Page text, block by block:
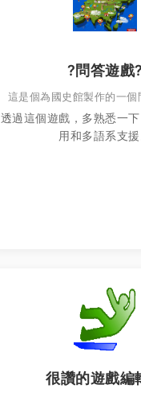
?問答遊戲?
這是個為國史館製作的一個
透過這個遊戲，多熟悉一
用和多語系支援
很讚的遊戲編